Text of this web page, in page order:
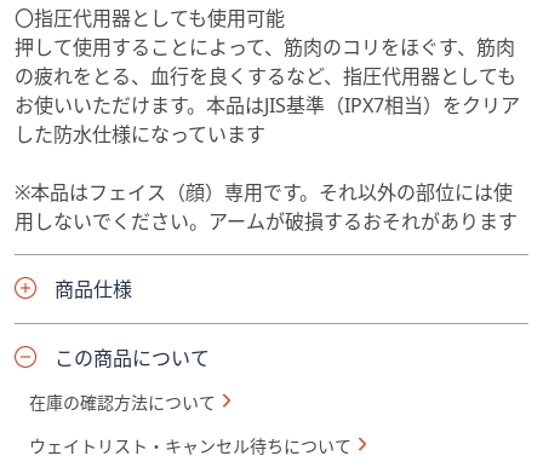
〇指圧代用器としても使用可能
押して使用することによって、筋肉のコリをほぐす、筋肉
の疲れをとる、血行を良くするなど、指圧代用器としても
お使いいただけます。本品はJIS基準（IPX7相当）をクリア
した防水仕様になっています
※本品はフェイス（顔）専用です。それ以外の部位には使
用しないでください。アームが破損するおそれがあります
商品仕様
この商品について
在庫の確認方法について
ウェイトリスト・キャンセル待ちについて